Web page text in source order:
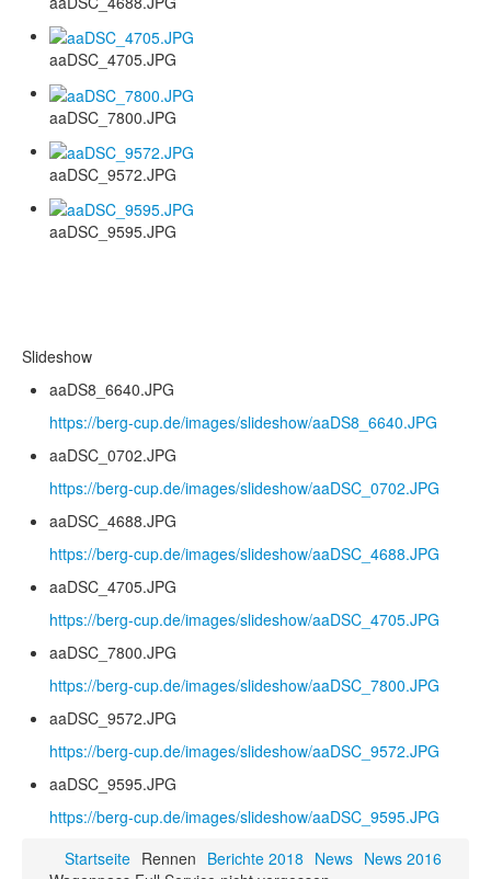
aaDSC_4705.JPG
aaDSC_7800.JPG
aaDSC_9572.JPG
aaDSC_9595.JPG
Slideshow
aaDS8_6640.JPG
https://berg-cup.de/images/slideshow/aaDS8_6640.JPG
aaDSC_0702.JPG
https://berg-cup.de/images/slideshow/aaDSC_0702.JPG
aaDSC_4688.JPG
https://berg-cup.de/images/slideshow/aaDSC_4688.JPG
aaDSC_4705.JPG
https://berg-cup.de/images/slideshow/aaDSC_4705.JPG
aaDSC_7800.JPG
https://berg-cup.de/images/slideshow/aaDSC_7800.JPG
aaDSC_9572.JPG
https://berg-cup.de/images/slideshow/aaDSC_9572.JPG
aaDSC_9595.JPG
https://berg-cup.de/images/slideshow/aaDSC_9595.JPG
Startseite Rennen Berichte 2018 News News 2016